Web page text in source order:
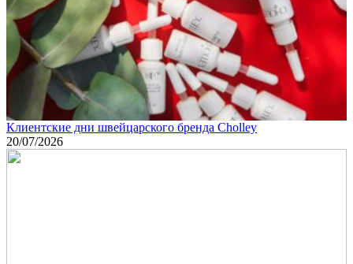
Клиентские дни швейцарского бренда Cholley
20/07/2026